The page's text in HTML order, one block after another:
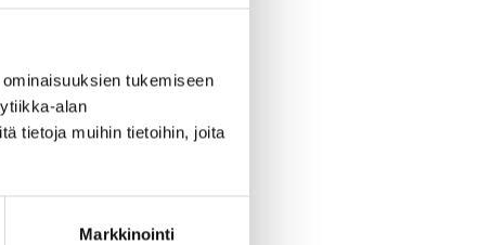
tukemiseen
alan
tietoja muihin tietoihin, joita
Markkinointi